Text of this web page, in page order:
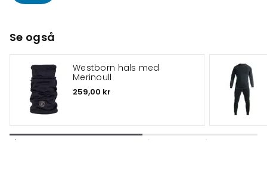
Se også
Westborn hals med
Merinoull
259,00 kr